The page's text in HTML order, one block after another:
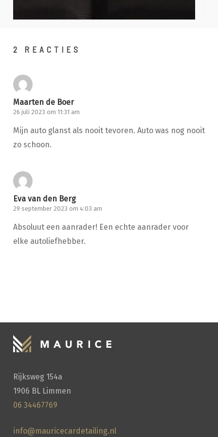
HANDWASSEN
2 REACTIES
Maarten de Boer
26 juli 2023 om 11:31 am
Mijn auto glanst als nooit tevoren. Auto was nog nooit
zo schoon.
Eva van den Berg
29 september 2023 om 4:03 am
Absoluut een aanrader! Een echte aanrader voor
elke autoliefhebber.
Rijksweg 154a
1906 BL Limmen
06 34467769
info@mauricecardetailing.nl